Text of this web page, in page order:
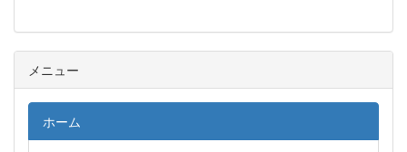
メニュー
ホーム